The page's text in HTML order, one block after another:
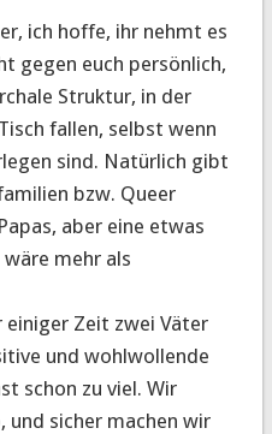
ich hoffe, ihr nehmt es
gegen euch persönlich,
Struktur, in der
fallen, selbst wenn
sind. Natürlich gibt
bzw. Queer
aber eine etwas
mehr als
Zeit zwei Väter
und wohlwollende
schon zu viel. Wir
und sicher machen wir